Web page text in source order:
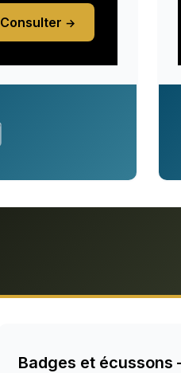
Consulter →
Badges et écussons